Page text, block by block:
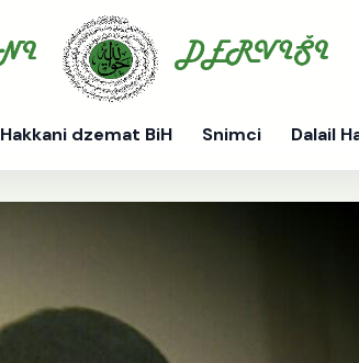
Hakkani dzemat BiH Snimci Dalail